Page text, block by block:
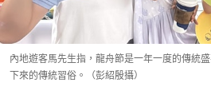
內地遊客馬先生指，龍舟節是一年一度的傳統
下來的傳統習俗。（彭紹殷攝）